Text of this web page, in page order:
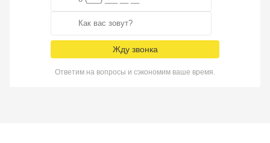
Жду звонка
Ответим на вопросы и сэкономим ваше время.